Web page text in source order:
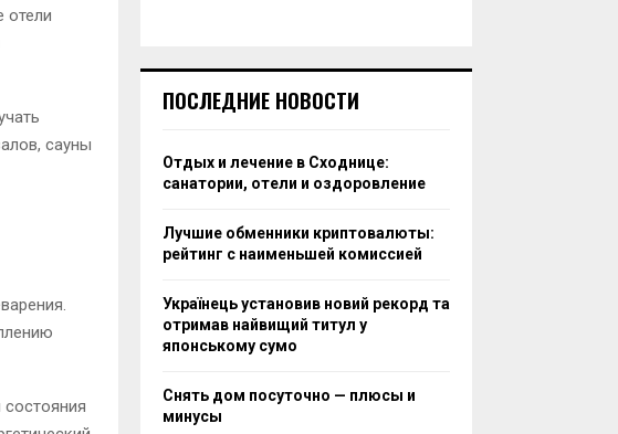
отели
сауны
ПОСЛЕДНИЕ НОВОСТИ
Отдых и лечение в Сходнице:
санатории, отели и оздоровление
Лучшие обменники криптовалюты:
рейтинг с наименьшей комиссией
Українець установив новий рекорд та
отримав найвищий титул у
японському сумо
Снять дом посуточно — плюсы и
минусы